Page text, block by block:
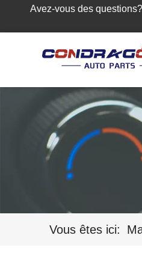
Avez-vous des questions?
Vous êtes ici: